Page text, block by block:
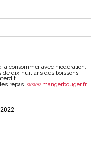
à consommer avec modération.
de dix-huit ans des boissons
repas. www.mangerbouger.fr